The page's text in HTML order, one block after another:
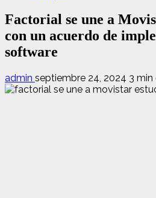
Factorial se une a
con un acuerdo de
software
admin septiembre 24, 2024 3